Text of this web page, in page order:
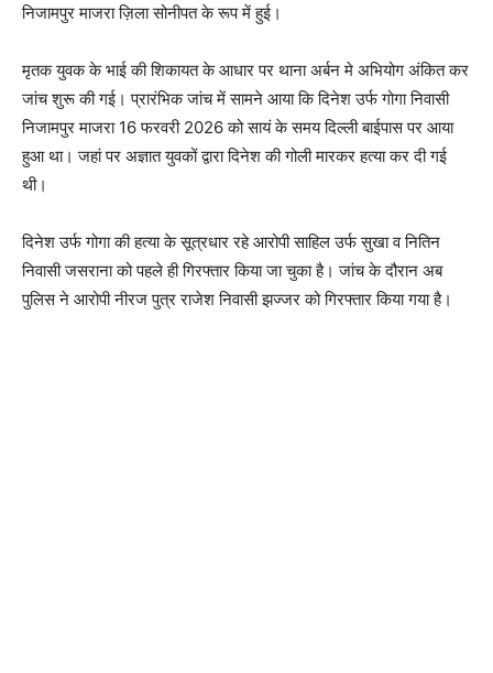
निजामपुर माजरा ज़िला सोनीपत के रूप में हुई।
मृतक युवक के भाई की शिकायत के आधार पर थाना अर्बन मे अभियोग अंकित कर
जांच शुरू की गई। प्रारंभिक जांच में सामने आया कि दिनेश उर्फ गोगा निवासी
निजामपुर माजरा 16 फरवरी 2026 को सायं के समय दिल्ली बाईपास पर आया
हुआ था। जहां पर अज्ञात युवकों द्वारा दिनेश की गोली मारकर हत्या कर दी गई
थी।
दिनेश उर्फ गोगा की हत्या के सूत्रधार रहे आरोपी साहिल उर्फ सुखा व नितिन
निवासी जसराना को पहले ही गिरफ्तार किया जा चुका है। जांच के दौरान अब
पुलिस ने आरोपी नीरज पुत्र राजेश निवासी झज्जर को गिरफ्तार किया गया है।